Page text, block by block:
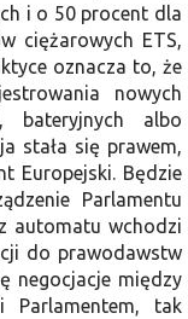
i o 50 procent dla
ciężarowych ETS,
oznacza to, że
nowych
bateryjnych albo
stała się prawem,
Europejski. Będzie
Parlamentu
automatu wchodzi
do prawodawstw
negocjacje między
Parlamentem, tak